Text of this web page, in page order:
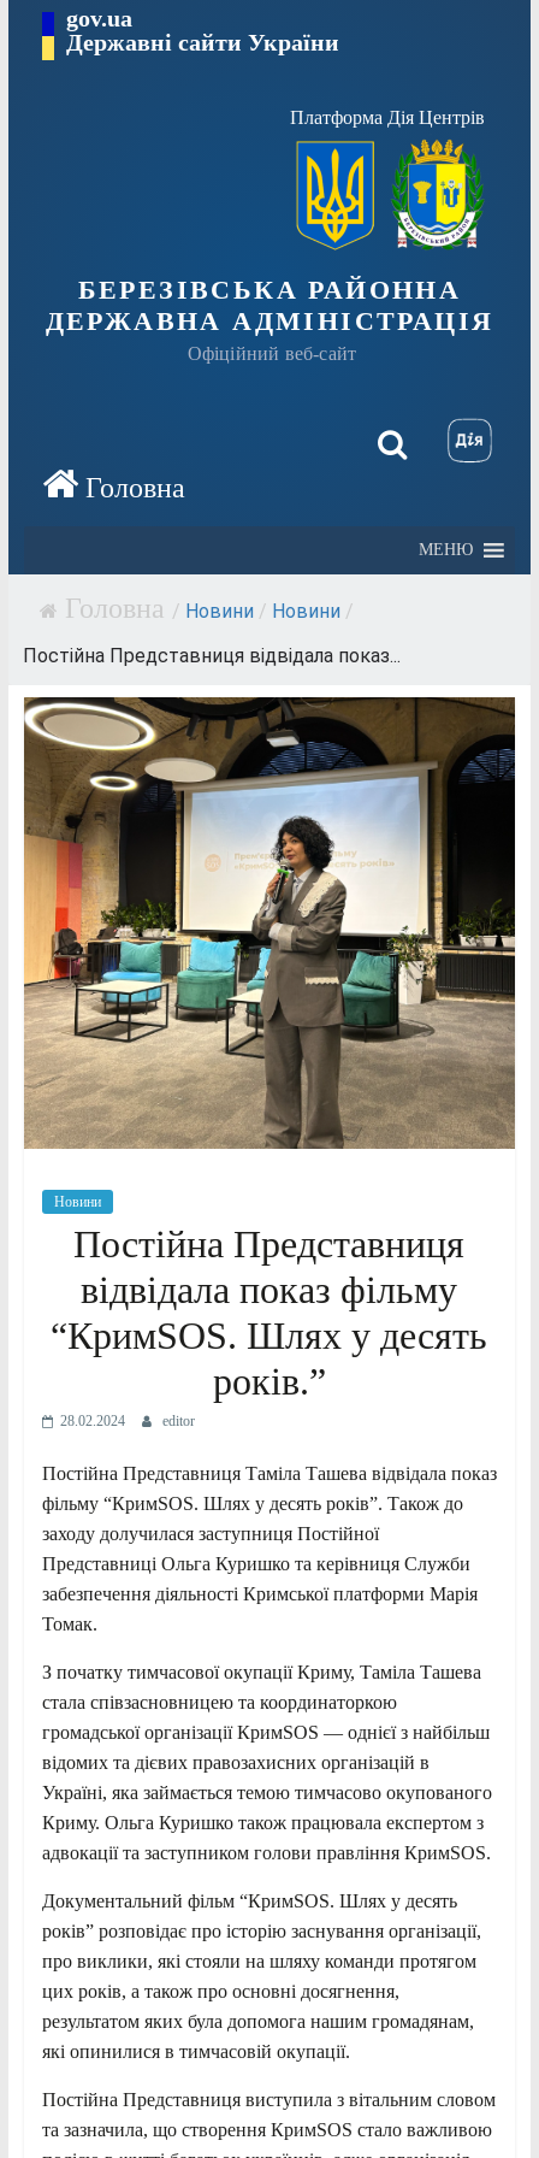
Перейтиgov.ua
Державні сайти України
Платформа Дія Центрів
БЕРЕЗІВСЬКА РАЙОННА
ДЕРЖАВНА АДМІНІСТРАЦІЯ
Офіційний веб-сайт
МЕНЮ
/ Новини / Новини /
Постійна Представниця відвідала показ...
Новини
Постійна Представниця
відвідала показ фільму
“КримSOS. Шлях у десять
років.”
28.02.2024 editor
Постійна Представниця Таміла Ташева відвідала показ
фільму “КримSOS. Шлях у десять років”. Також до
заходу долучилася заступниця Постійної
Представниці Ольга Куришко та керівниця Служби
забезпечення діяльності Кримської платформи Марія
Томак.
З початку тимчасової окупації Криму, Таміла Ташева
стала співзасновницею та координаторкою
громадської організації КримSOS — однієї з найбільш
відомих та дієвих правозахисних організацій в
Україні, яка займається темою тимчасово окупованого
Криму. Ольга Куришко також працювала експертом з
адвокації та заступником голови правління КримSOS.
Документальний фільм “КримSOS. Шлях у десять
років” розповідає про історію заснування організації,
про виклики, які стояли на шляху команди протягом
цих років, а також про основні досягнення,
результатом яких була допомога нашим громадянам,
які опинилися в тимчасовій окупації.
Постійна Представниця виступила з вітальним словом
та зазначила, що створення КримSOS стало важливою